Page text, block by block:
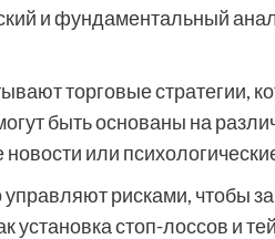
и фундаментальный
торговые стратегии,
быть основаны на
новости или
рисками, чтобы
установка стоп-лоссов и